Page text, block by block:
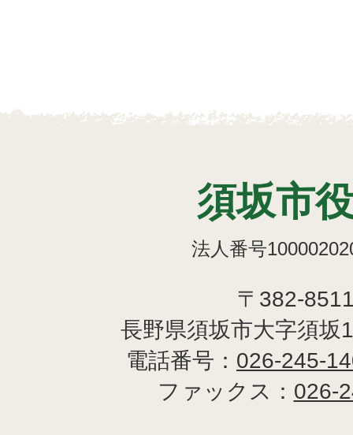
須坂市
法人番号
〒382-
長野県須坂市大字須坂
電話番号： 026-245-
ファックス： 026-